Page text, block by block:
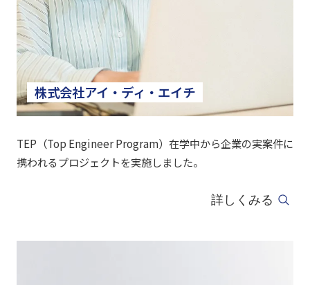
株式会社アイ・ディ・エイチ
TEP（Top Engineer Program）在学中から企業の実案件に
携われるプロジェクトを実施しました。
詳しくみる